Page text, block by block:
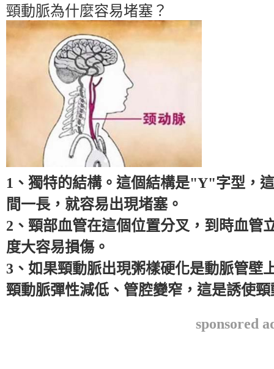
頸動脈為什麼容易堵塞？
1、獨特的結構。這個結構是"Y"字型，
間一長，就容易出現堵塞。
2、頸部血管在這個位置分叉，到時血管
度大容易損傷。
3、如果頸動脈出現粥樣硬化是動脈管壁
頸動脈彈性減低、管腔變窄，這是誘使
sponsored